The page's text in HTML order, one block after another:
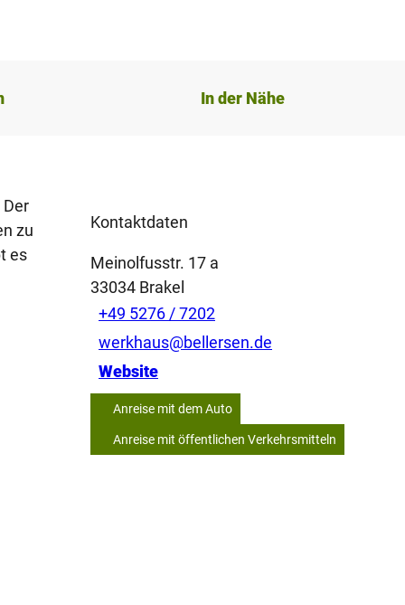
In der Nähe
zu
es
Kontaktdaten
Meinolfusstr. 17 a
33034 Brakel
+49 5276 / 7202
werkhaus@bellersen.de
Website
Anreise mit dem Auto
Anreise mit öffentlichen Verkehrsmitteln